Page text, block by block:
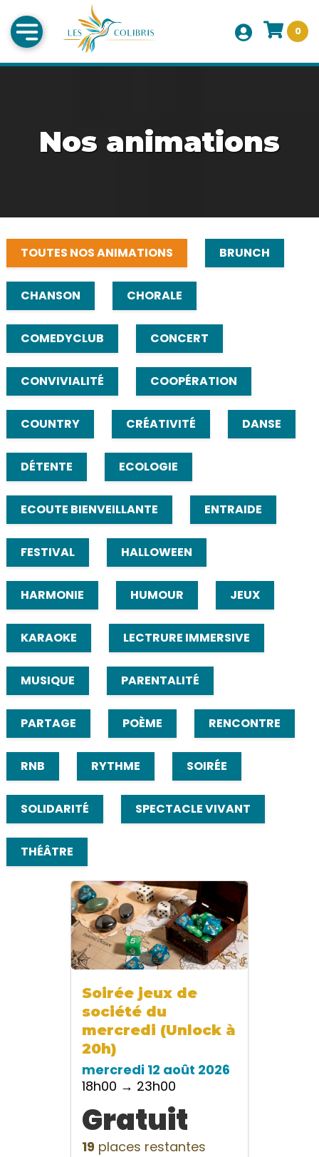
0
Nos animations
TOUTES NOS ANIMATIONS BRUNCH
CHANSON CHORALE
COMEDYCLUB CONCERT
CONVIVIALITÉ COOPÉRATION
COUNTRY CRÉATIVITÉ DANSE
DÉTENTE ECOLOGIE
ECOUTE BIENVEILLANTE ENTRAIDE
FESTIVAL HALLOWEEN
HARMONIE HUMOUR JEUX
KARAOKE LECTRURE IMMERSIVE
MUSIQUE PARENTALITÉ
PARTAGE POÈME RENCONTRE
RNB RYTHME SOIRÉE
SOLIDARITÉ SPECTACLE VIVANT
THÉÂTRE
Soirée jeux de
société du
mercredi (Unlock à
20h)
mercredi 12 août 2026
18h00 → 23h00
Gratuit
19 places restantes